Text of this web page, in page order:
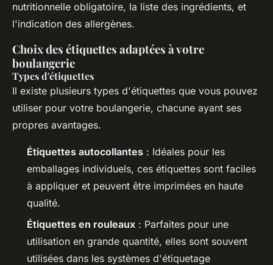
nutritionnelle obligatoire, la liste des ingrédients, et
l'indication des allergènes.
Choix des étiquettes adaptées à votre
boulangerie
Types d'étiquettes
Il existe plusieurs types d'étiquettes que vous pouvez
utiliser pour votre boulangerie, chacune ayant ses
propres avantages.
Étiquettes autocollantes : Idéales pour les
emballages individuels, ces étiquettes sont faciles
à appliquer et peuvent être imprimées en haute
qualité.
Étiquettes en rouleaux : Parfaites pour une
utilisation en grande quantité, elles sont souvent
utilisées dans les systèmes d'étiquetage